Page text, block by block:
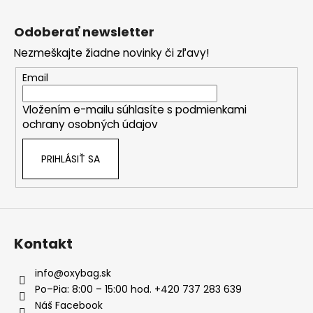
Odoberať newsletter
Nezmeškajte žiadne novinky či zľavy!
Email
Vložením e-mailu súhlasíte s podmienkami
ochrany osobných údajov
PRIHLÁSIŤ SA
Kontakt
info@oxybag.sk
Po–Pia: 8:00 – 15:00 hod. +420 737 283 639
Náš Facebook